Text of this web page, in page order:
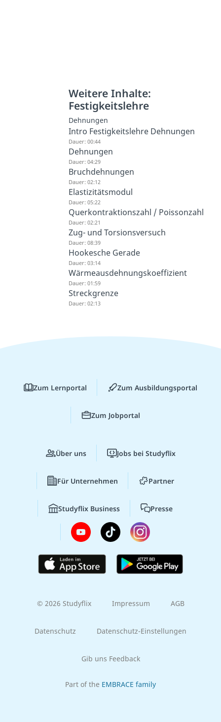
Weitere Inhalte:
Festigkeitslehre
Dehnungen
Intro Festigkeitslehre Dehnungen
Dauer: 00:44
Dehnungen
Dauer: 04:29
Bruchdehnungen
Dauer: 02:12
Elastizitätsmodul
Dauer: 05:22
Querkontraktionszahl / Poissonzahl
Dauer: 02:21
Zug- und Torsionsversuch
Dauer: 08:39
Hookesche Gerade
Dauer: 03:14
Wärmeausdehnungskoeffizient
Dauer: 01:59
Streckgrenze
Dauer: 02:13
Zum Lernportal Zum Ausbildungsportal
Zum Jobportal
Über uns Jobs bei Studyflix
Für Unternehmen Partner
Studyflix Business Presse
© 2026 Studyflix Impressum AGB
Datenschutz Datenschutz-Einstellungen
Gib uns Feedback
Part of the EMBRACE family